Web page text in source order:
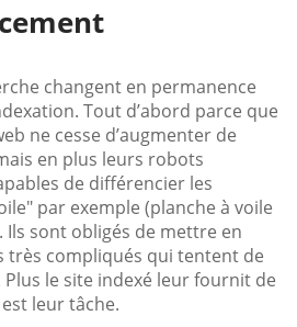
changent en permanence
Tout d’abord parce que
ne cesse d’augmenter de
en plus leurs robots
de différencier les
par exemple (planche à voile
Ils sont obligés de mettre en
très compliqués qui tentent de
le site indexé leur fournit de
leur tâche.